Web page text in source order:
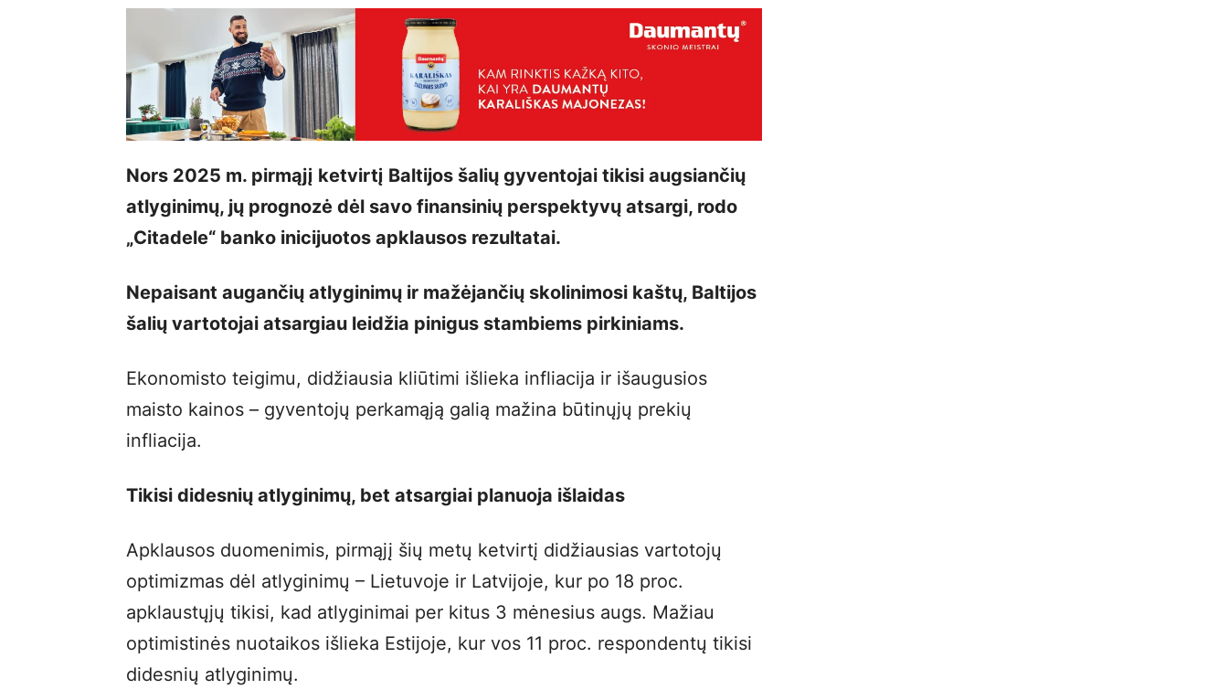
Nors 2025 m. pirmąjį ketvirtį Baltijos šalių gyventojai tikisi augsiančių
atlyginimų, jų prognozė dėl savo finansinių perspektyvų atsargi, rodo
„Citadele“ banko inicijuotos apklausos rezultatai.
Nepaisant augančių atlyginimų ir mažėjančių skolinimosi kaštų, Baltijos
šalių vartotojai atsargiau leidžia pinigus stambiems pirkiniams.
Ekonomisto teigimu, didžiausia kliūtimi išlieka infliacija ir išaugusios
maisto kainos – gyventojų perkamąją galią mažina būtinųjų prekių
infliacija.
Tikisi didesnių atlyginimų, bet atsargiai planuoja išlaidas
Apklausos duomenimis, pirmąjį šių metų ketvirtį didžiausias vartotojų
optimizmas dėl atlyginimų – Lietuvoje ir Latvijoje, kur po 18 proc.
apklaustųjų tikisi, kad atlyginimai per kitus 3 mėnesius augs. Mažiau
optimistinės nuotaikos išlieka Estijoje, kur vos 11 proc. respondentų tikisi
didesnių atlyginimų.